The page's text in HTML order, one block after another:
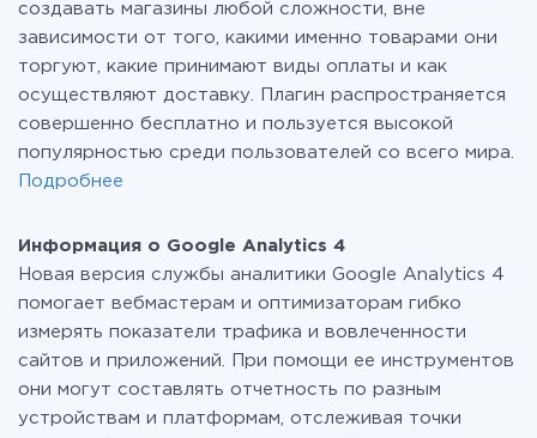
создавать магазины любой сложности, вне
зависимости от того, какими именно товарами они
торгуют, какие принимают виды оплаты и как
осуществляют доставку. Плагин распространяется
совершенно бесплатно и пользуется высокой
популярностью среди пользователей со всего мира.
Подробнее
Информация о Google Analytics 4
Новая версия службы аналитики Google Analytics 4
помогает вебмастерам и оптимизаторам гибко
измерять показатели трафика и вовлеченности
сайтов и приложений. При помощи ее инструментов
они могут составлять отчетность по разным
устройствам и платформам, отслеживая точки